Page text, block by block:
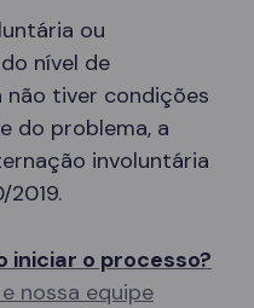
ou
nível de
não tiver condições
do problema, a
involuntária
2019.
iniciar o processo?
e nossa equipe